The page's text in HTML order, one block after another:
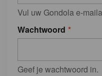
Vul uw Gondola e-
Wachtwoord
Geef je wachtwoord in.